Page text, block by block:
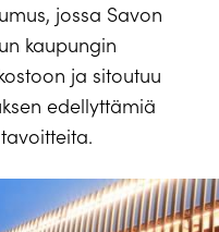
jossa Savon
kaupungin
ja sitoutuu
edellyttämiä